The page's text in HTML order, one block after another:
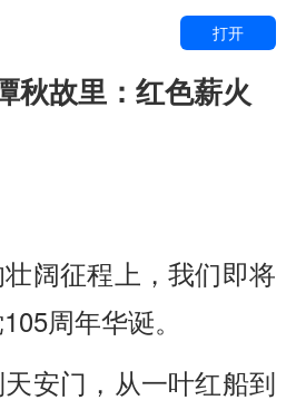
打开
秋故里：红色薪火
阔征程上，我们即将
周年华诞。
安门，从一叶红船到